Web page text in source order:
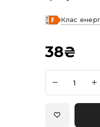
Клас
38₴